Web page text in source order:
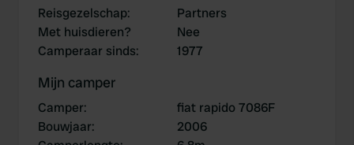
Reisgezelschap:
Partners
Met huisdieren?
Nee
Camperaar sinds: 1977
Mijn camper
Camper:
fiat rapido 7086F
Bouwjaar:
2006